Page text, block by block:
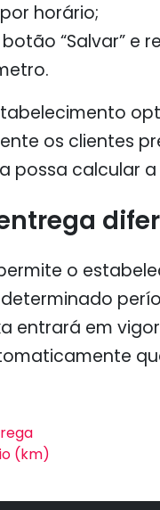
horário;
“Salvar”
os clientes
possa calcular
o
entrará em
(km)